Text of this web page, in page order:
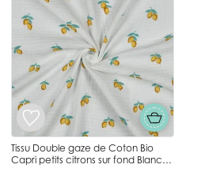
Tissu Double gaze de Coton Bio
Capri petits citrons sur fond Blanc